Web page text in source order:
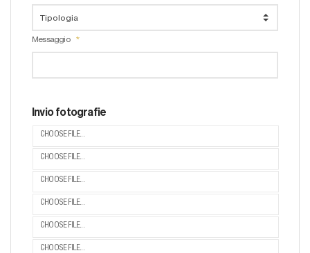
Messaggio
Invio fotografie
CHOOSE FILE...
CHOOSE FILE...
CHOOSE FILE...
CHOOSE FILE...
CHOOSE FILE...
CHOOSE FILE...